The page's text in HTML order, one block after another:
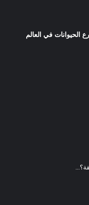
الحيوانات في العالم